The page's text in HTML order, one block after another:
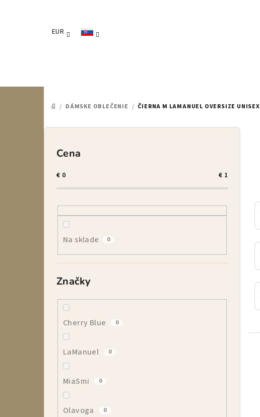
EUR
DOMOV
/ DÁMSKE OBLEČENIE / ČIERNA M LAMANUEL OVERSIZE UNISEX
B
Cena
€ 0 € 1
Na sklade 0
Značky
Cherry Blue 0
LaManuel 0
MiaSmi 0
Olavoga 0